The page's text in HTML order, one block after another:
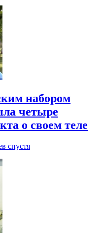
набором
четыре
о своем теле
спустя